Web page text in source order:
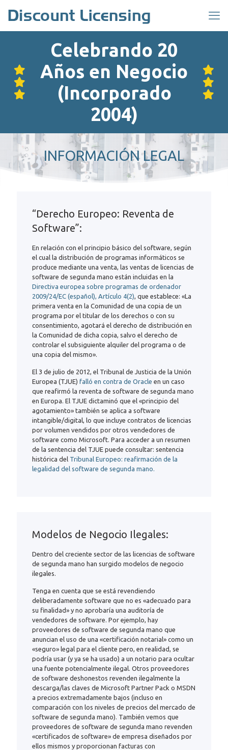
Celebrando 20
Años en Negocio
(Incorporado
2004)
INFORMACIÓN LEGAL
“Derecho Europeo: Reventa de
Software”:
En relación con el principio básico del software, según
el cual la distribución de programas informáticos se
produce mediante una venta, las ventas de licencias de
software de segunda mano están incluidas en la
Directiva europea sobre programas de ordenador
2009/24/EC (español), Artículo 4(2), que establece: «La
primera venta en la Comunidad de una copia de un
programa por el titular de los derechos o con su
consentimiento, agotará el derecho de distribución en
la Comunidad de dicha copia, salvo el derecho de
controlar el subsiguiente alquiler del programa o de
una copia del mismo».
El 3 de julio de 2012, el Tribunal de Justicia de la Unión
Europea (TJUE) falló en contra de Oracle en un caso
que reafirmó la reventa de software de segunda mano
en Europa. El TJUE dictaminó que el «principio del
agotamiento» también se aplica a software
intangible/digital, lo que incluye contratos de licencias
por volumen vendidos por otros vendedores de
software como Microsoft. Para acceder a un resumen
de la sentencia del TJUE puede consultar: sentencia
histórica del Tribunal Europeo: reafirmación de la
legalidad del software de segunda mano.
Modelos de Negocio Ilegales:
Dentro del creciente sector de las licencias de software
de segunda mano han surgido modelos de negocio
ilegales.
Tenga en cuenta que se está revendiendo
deliberadamente software que no es «adecuado para
su finalidad» y no aprobaría una auditoría de
vendedores de software. Por ejemplo, hay
proveedores de software de segunda mano que
anuncian el uso de una «certificación notarial» como un
«seguro» legal para el cliente pero, en realidad, se
podría usar (y ya se ha usado) a un notario para ocultar
una fuente potencialmente ilegal. Otros proveedores
de software deshonestos revenden ilegalmente la
descarga/las claves de Microsoft Partner Pack o MSDN
a precios extremadamente bajos (incluso en
comparación con los niveles de precios del mercado de
software de segunda mano). También vemos que
proveedores de software de segunda mano revenden
«certificados de software» de empresa diseñados por
ellos mismos y proporcionan facturas con